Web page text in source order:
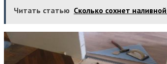
Читать статью Сколько сохнет